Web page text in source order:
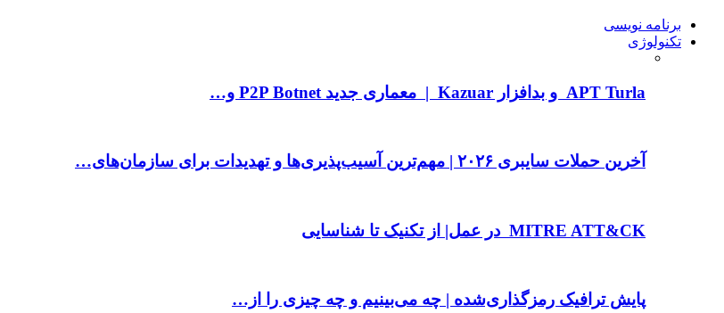
برنامه نویسی
تکنولوژی
APT Turla و بدافزار Kazuar | معماری جدید P2P Botnet و…
آخرین حملات سایبری ۲۰۲۶ | مهم‌ترین آسیب‌پذیری‌ها و تهدیدات برای سازمان‌های…
MITRE ATT&CK در عمل| از تکنیک تا شناسایی
پایش ترافیک رمزگذاری‌شده | چه می‌بینیم و چه چیزی را از…